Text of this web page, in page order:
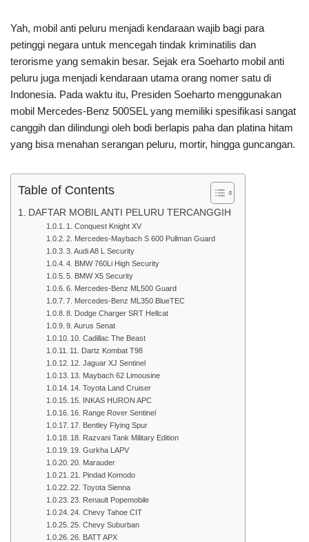
Yah, mobil anti peluru menjadi kendaraan wajib bagi para
petinggi negara untuk mencegah tindak kriminatilis dan
terorisme yang semakin besar. Sejak era Soeharto mobil anti
peluru juga menjadi kendaraan utama orang nomer satu di
Indonesia. Pada waktu itu, Presiden Soeharto menggunakan
mobil Mercedes-Benz 500SEL yang memiliki spesifikasi sangat
canggih dan dilindungi oleh bodi berlapis paha dan platina hitam
yang bisa menahan serangan peluru, mortir, hingga guncangan.
Table of Contents
DAFTAR MOBIL ANTI PELURU TERCANGGIH
1. Conquest Knight XV
2. Mercedes-Maybach S 600 Pullman Guard
3. Audi A8 L Security
4. BMW 760Li High Security
5. BMW X5 Security
6. Mercedes-Benz ML500 Guard
7. Mercedes-Benz ML350 BlueTEC
8. Dodge Charger SRT Hellcat
9. Aurus Senat
10. Cadillac The Beast
11. Dartz Kombat T98
12. Jaguar XJ Sentinel
13. Maybach 62 Limousine
14. Toyota Land Cruiser
15. INKAS HURON APC
16. Range Rover Sentinel
17. Bentley Flying Spur
18. Razvani Tank Military Edition
19. Gurkha LAPV
20. Marauder
21. Pindad Komodo
22. Toyota Sienna
23. Renault Popemobile
24. Chevy Tahoe CIT
25. Chevy Suburban
26. BATT APX